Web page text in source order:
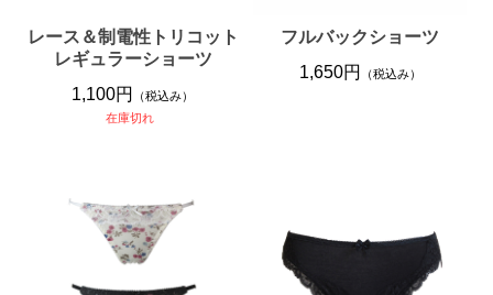
レース＆制電性トリコット
レギュラーショーツ
1,100円
（税込み）
在庫切れ
フルバックショーツ
1,650円
（税込み）